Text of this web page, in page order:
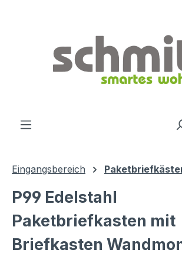
Eingangsbereich
P99 Edelstahl
Paketbriefkasten mit
Briefkasten